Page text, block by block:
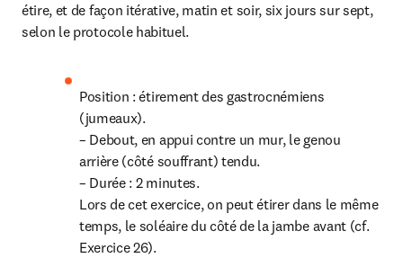
étire, et de façon itérative, matin et soir, six jours sur sept,
selon le protocole habituel.
Position : étirement des gastrocnémiens
(jumeaux).
– Debout, en appui contre un mur, le genou
arrière (côté souffrant) tendu.
– Durée : 2 minutes.
Lors de cet exercice, on peut étirer dans le même
temps, le soléaire du côté de la jambe avant (cf.
Exercice 26).